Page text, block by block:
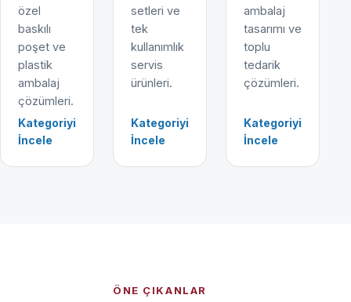
özel
baskılı
poşet ve
plastik
ambalaj
çözümleri.
Kategoriyi
İncele
setleri ve
tek
kullanımlık
servis
ürünleri.
Kategoriyi
İncele
ambalaj
tasarımı ve
toplu
tedarik
çözümleri.
Kategoriyi
İncele
ÖNE ÇIKANLAR